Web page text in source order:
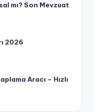
mı? Son Mevzuat
2026
Aracı – Hızlı